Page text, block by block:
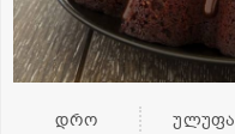
დრო ულუფა